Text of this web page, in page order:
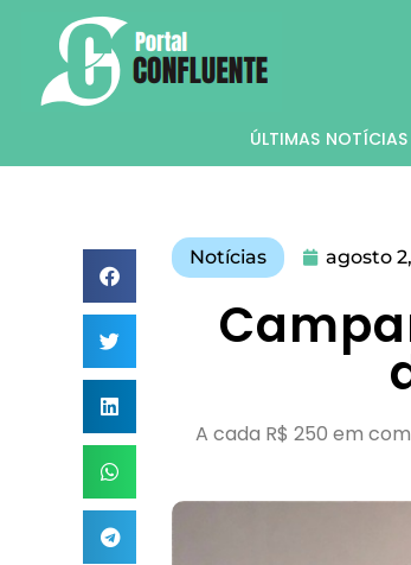
ÚLTIMAS NOTÍCIAS
Notícias agosto
A cada R$ 250 em